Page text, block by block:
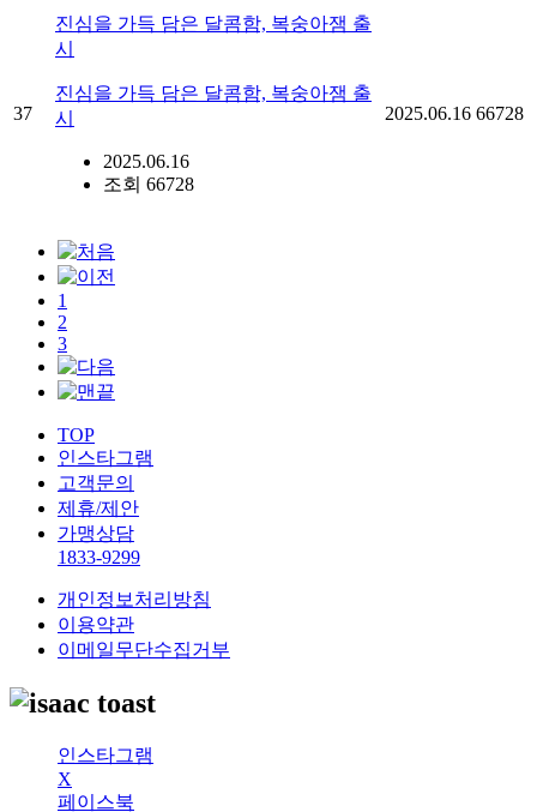
37
진심을 가득 담은 달콤함, 복숭아잼 출
시
진심을 가득 담은 달콤함, 복숭아잼 출
시
2025.06.16
조회 66728
2025.06.16 66728
1
2
3
TOP
인스타그램
고객문의
제휴/제안
가맹상담
1833-9299
개인정보처리방침
이용약관
이메일무단수집거부
인스타그램
X
페이스북